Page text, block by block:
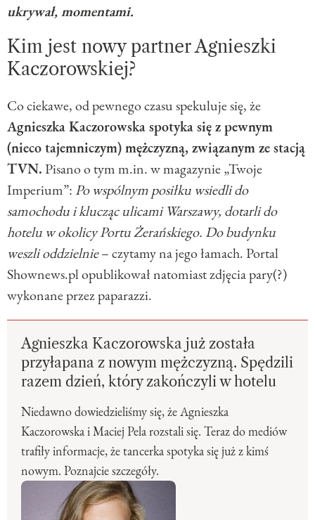
ukrywał, momentami.
Kim jest nowy partner Agnieszki
Kaczorowskiej?
Co ciekawe, od pewnego czasu spekuluje się, że
Agnieszka Kaczorowska spotyka się z pewnym
(nieco tajemniczym) mężczyzną, związanym ze stacją
TVN.Pisano o tym m.in. w magazynie „Twoje
Imperium”:Po wspólnym posiłku wsiedli do
samochodu i klucząc ulicami Warszawy, dotarli do
hotelu w okolicy Portu Żerańskiego. Do budynku
weszli oddzielnie– czytamy na jego łamach. Portal
Shownews.pl opublikował natomiast zdjęcia pary(?)
wykonane przez paparazzi.
Agnieszka Kaczorowska już została
przyłapana z nowym mężczyzną. Spędzili
razem dzień, który zakończyli w hotelu
Niedawno dowiedzieliśmy się, że Agnieszka
Kaczorowska i Maciej Pela rozstali się. Teraz do mediów
trafiły informacje, że tancerka spotyka się już z kimś
nowym. Poznajcie szczegóły.